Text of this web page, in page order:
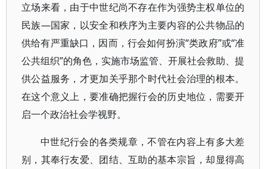
立场来看，由于中世纪尚不存在作为强势主权单位的
民族—国家，以安全和秩序为主要内容的公共物品的
供给有严重缺口，因而，行会如何扮演“类政府”或“准
公共组织”的角色，实施市场监管、开展社会救助、提
供公益服务，才更加关乎那个时代社会治理的根本。
在这个意义上，要准确把握行会的历史地位，需要开
启一个政治社会学视野。
中世纪行会的各类规章，不管在内容上有多大差
别，其奉行友爱、团结、互助的基本宗旨，却显得高